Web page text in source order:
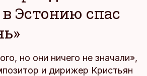
Эстонию спас
но они ничего не значали»,
и дирижер Кристьян